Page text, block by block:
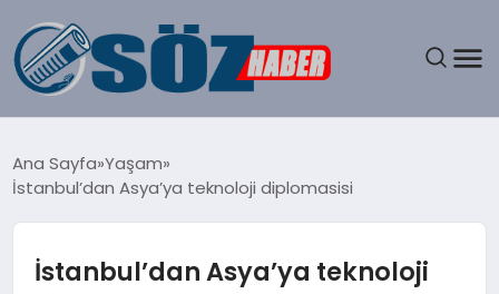
MAGAZIN
Ana Sayfa Yaşam
İstanbul’dan Asya’ya teknoloji diplomasisi
İstanbul’dan Asya’ya teknoloji